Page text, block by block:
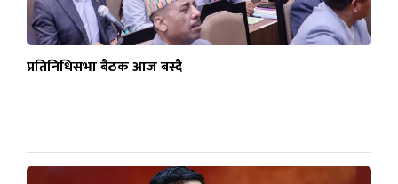
प्रतिनिधिसभा बैठक आज बस्दै